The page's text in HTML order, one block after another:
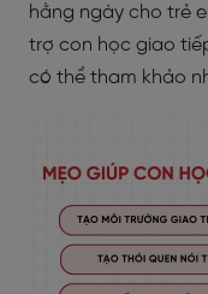
hằng ngày cho trẻ
trợ con học giao
có thể tham khảo